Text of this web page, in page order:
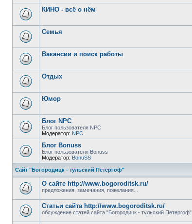
КИНО - всё о нём
Семья
Вакансии и поиск работы
Отдых
Юмор
Блог NPC
Блог пользователя NPC
Модератор: NPC
Блог Bonuss
Блог пользователя Bonuss
Модератор: BonuSS
Сайт "Богородицк - тульский Петергоф"
О сайте http://www.bogoroditsk.ru/
предложения, замечания, пожелания...
Статьи сайта http://www.bogoroditsk.ru/
обсуждение статей сайта "Богородицк - тульский Петергоф"